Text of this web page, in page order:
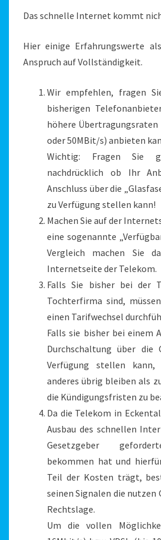
Das schnelle Internet kommt
Hier einige Erfahrungswerte
Anspruch auf Vollständigkeit.
Wir empfehlen, fragen
bisherigen
höhere Übertragungsraten
oder 50MBit/s) anbieten
Wichtig: Fragen Sie
nachdrücklich ob Ihr
Anschluss über die
zu Verfügung stellen kann!
Machen Sie auf der
eine sogenannte
Vergleich machen Sie
Internetseite der Telekom.
Falls Sie bisher bei der
Tochterfirma sind,
einen Tarifwechsel
Falls sie bisher bei einem
Durchschaltung über die
Verfügung stellen
anderes übrig bleiben als
die Kündigungsfristen zu
Da die Telekom in
Ausbau des schnellen
Gesetzgeber
bekommen hat und
Teil der Kosten trägt,
seinen Signalen die nutzen
Rechtslage.
Um die vollen